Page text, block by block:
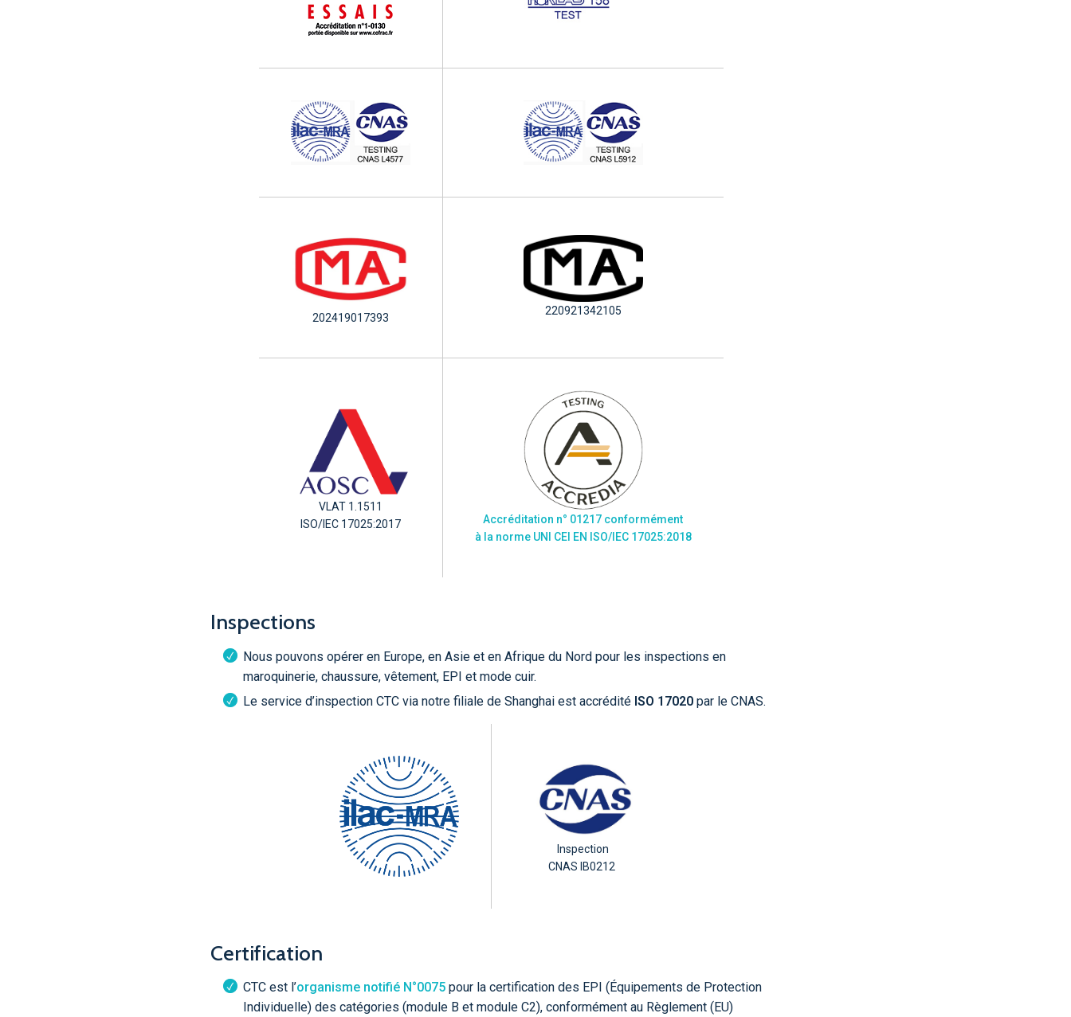
202419017393
220921342105
VLAT 1.1511
ISO/IEC 17025:2017
Accréditation n° 01217 conformément
à la norme UNI CEI EN ISO/IEC 17025:2018
Inspections
Nous pouvons opérer en Europe, en Asie et en Afrique du Nord pour les inspections en
maroquinerie, chaussure, vêtement, EPI et mode cuir.
Le service d’inspection CTC via notre filiale de Shanghai est accrédité ISO 17020 par le CNAS.
Inspection
CNAS IB0212
Certification
CTC est l’organisme notifié N°0075 pour la certification des EPI (Équipements de Protection
Individuelle) des catégories (module B et module C2), conformément au Règlement (EU)